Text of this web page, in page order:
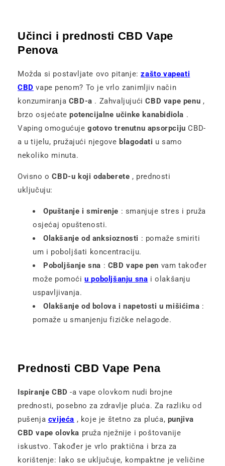
Učinci i prednosti CBD Vape
Penova
Možda si postavljate ovo pitanje:zašto vapeati
CBD vape penom? To je vrlo zanimljiv način
konzumiranja CBD-a . ZahvaljujućiCBD vape penu ,
brzo osjećatepotencijalne učinke kanabidiola .
Vaping omogućujegotovo trenutnu apsorpciju CBD-
a u tijelu, pružajući njegove blagodati u samo
nekoliko minuta.
Ovisno oCBD-u koji odaberete , prednosti
uključuju:
Opuštanje i smirenje : smanjuje stres i pruža
osjećaj opuštenosti.
Olakšanje od anksioznosti : pomaže smiriti
um i poboljšati koncentraciju.
Poboljšanje sna : CBD vape pen vam također
može pomoćiu poboljšanju sna i olakšanju
uspavljivanja.
Olakšanje od bolova i napetosti u mišićima :
pomaže u smanjenju fizičke nelagode.
Prednosti CBD Vape Pena
Ispiranje CBD -a vape olovkom nudi brojne
prednosti, posebno za zdravlje pluća. Za razliku od
pušenja cvijeća , koje je štetno za pluća, punjiva
CBD vape olovka pruža nježnije i poštovanije
iskustvo. Također je vrlo praktična i brza za
korištenje: lako se uključuje, kompaktne je veličine